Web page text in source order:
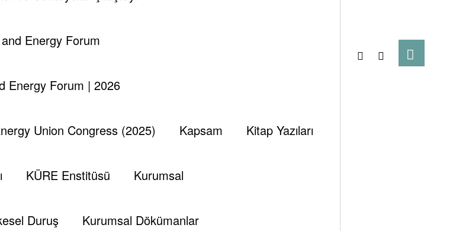
Energy Forum
Energy Forum | 2026
Union Congress (2025) Kapsam Kitap Yazıları
KÜRE Enstitüsü Kurumsal
Duruş Kurumsal Dökümanlar